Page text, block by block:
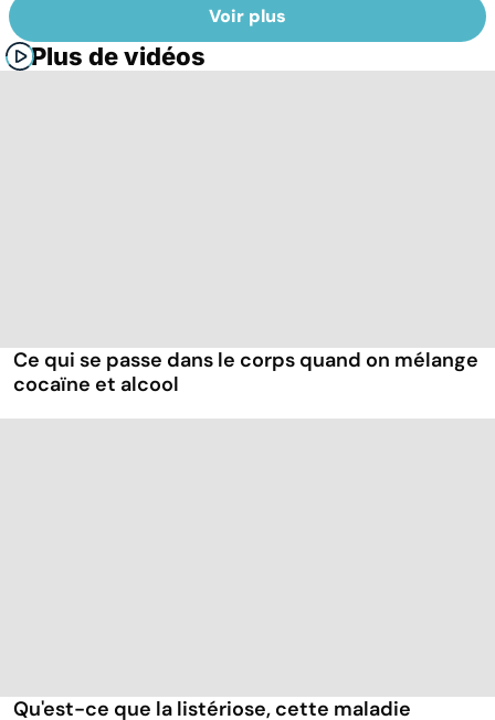
Voir plus
Plus de vidéos
Ce qui se passe dans le corps quand on mélange
cocaïne et alcool
Qu'est-ce que la listériose, cette maladie